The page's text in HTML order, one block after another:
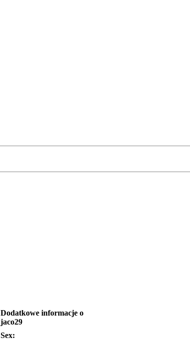
Dodatkowe informacje o
jaco29
Sex: